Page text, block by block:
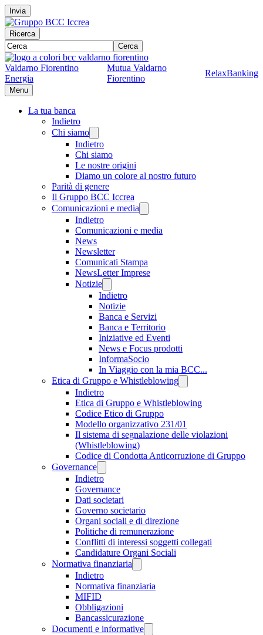
Invia
Ricerca
Cerca
Valdarno Fiorentino
Energia
Mutua Valdarno
Fiorentino
RelaxBanking
Menu
La tua banca
Indietro
Chi siamo
Indietro
Chi siamo
Le nostre origini
Diamo un colore al nostro futuro
Parità di genere
Il Gruppo BCC Iccrea
Comunicazioni e media
Indietro
Comunicazioni e media
News
Newsletter
Comunicati Stampa
NewsLetter Imprese
Notizie
Indietro
Notizie
Banca e Servizi
Banca e Territorio
Iniziative ed Eventi
News e Focus prodotti
InformaSocio
In Viaggio con la mia BCC...
Etica di Gruppo e Whistleblowing
Indietro
Etica di Gruppo e Whistleblowing
Codice Etico di Gruppo
Modello organizzativo 231/01
Il sistema di segnalazione delle violazioni
(Whistleblowing)
Codice di Condotta Anticorruzione di Gruppo
Governance
Indietro
Governance
Dati societari
Governo societario
Organi sociali e di direzione
Politiche di remunerazione
Conflitti di interessi soggetti collegati
Candidature Organi Sociali
Normativa finanziaria
Indietro
Normativa finanziaria
MIFID
Obbligazioni
Bancassicurazione
Documenti e informative